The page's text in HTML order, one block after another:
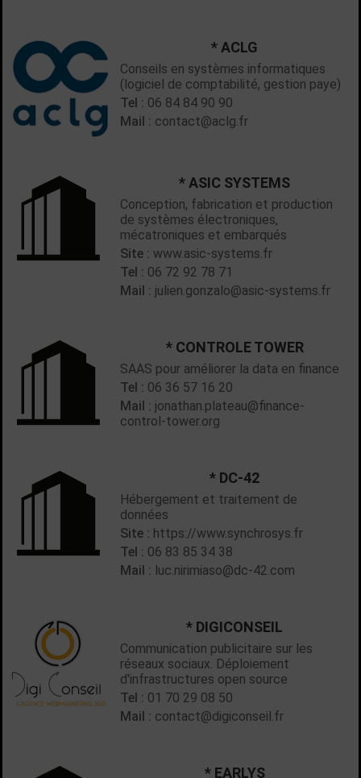
* ACLG
Conseils en systèmes informatiques
(logiciel de comptabilité, gestion paye)
Tel : 06 84 84 90 90
Mail : contact@aclg.fr
* ASIC SYSTEMS
Conception, fabrication et production
de systèmes électroniques,
mécatroniques et embarqués
Site :www.asic-systems.fr
Tel : 06 72 92 78 71
Mail : julien.gonzalo@asic-systems.fr
* CONTROLE TOWER
SAAS pour améliorer la data en finance
Tel : 06 36 57 16 20
Mail : jonathan.plateau@finance-
control-tower.org
* DC-42
Hébergement et traitement de
données
Site : https://www.synchrosys.fr
Tel : 06 83 85 34 38
Mail : luc.nirimiaso@dc-42.com
* DIGICONSEIL
Communication publicitaire sur les
réseaux sociaux. Déploiement
d'infrastructures open source
Tel : 01 70 29 08 50
Mail : contact@digiconseil.fr
* EARLYS